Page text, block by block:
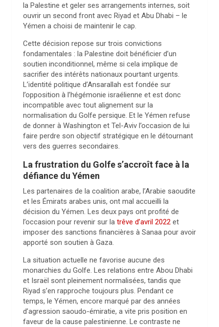
la Palestine et geler ses arrangements internes, soit
ouvrir un second front avec Riyad et Abu Dhabi – le
Yémen a choisi de maintenir le cap.
Cette décision repose sur trois convictions
fondamentales : la Palestine doit bénéficier d’un
soutien inconditionnel, même si cela implique de
sacrifier des intérêts nationaux pourtant urgents.
L’identité politique d’Ansarallah est fondée sur
l’opposition à l’hégémonie israélienne et est donc
incompatible avec tout alignement sur la
normalisation du Golfe persique. Et le Yémen refuse
de donner à Washington et Tel-Aviv l’occasion de lui
faire perdre son objectif stratégique en le détournant
vers des guerres secondaires.
La frustration du Golfe s’accroît face à la
défiance du Yémen
Les partenaires de la coalition arabe, l’Arabie saoudite
et les Émirats arabes unis, ont mal accueilli la
décision du Yémen. Les deux pays ont profité de
l’occasion pour revenir sur la trêve d’avril 2022 et
imposer des sanctions financières à Sanaa pour avoir
apporté son soutien à Gaza.
La situation actuelle ne favorise aucune des
monarchies du Golfe. Les relations entre Abou Dhabi
et Israël sont pleinement normalisées, tandis que
Riyad s’en rapproche toujours plus. Pendant ce
temps, le Yémen, encore marqué par des années
d’agression saoudo-émiratie, a vite pris position en
faveur de la cause palestinienne. Le contraste ne